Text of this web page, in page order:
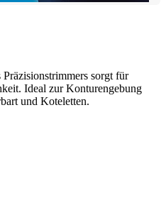
sorgt für
Ideal zur Konturengebung
und Koteletten.